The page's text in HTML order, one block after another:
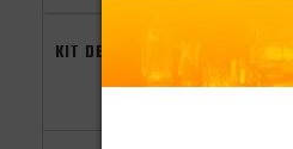
KIT DEGUSTAÇÃO 3 LOHN 355ML